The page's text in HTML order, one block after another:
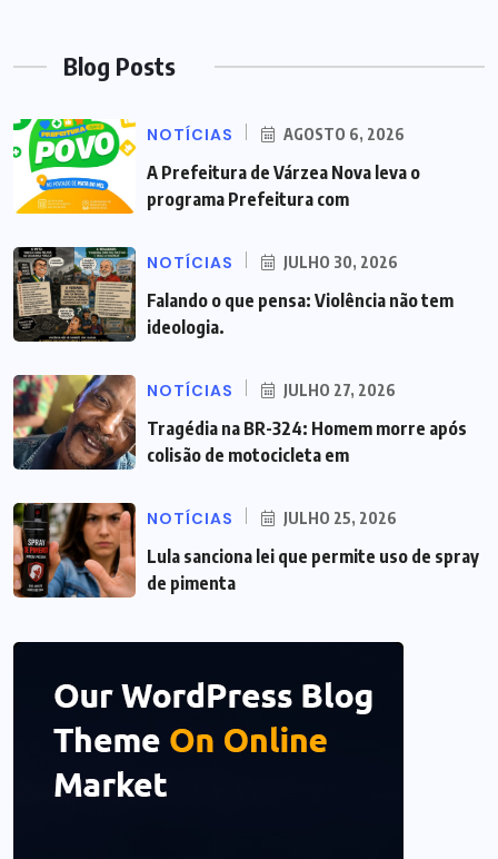
Blog Posts
NOTÍCIAS AGOSTO 6, 2026
A Prefeitura de Várzea Nova leva o
programa Prefeitura com
NOTÍCIAS JULHO 30, 2026
Falando o que pensa: Violência não tem
ideologia.
NOTÍCIAS JULHO 27, 2026
Tragédia na BR-324: Homem morre após
colisão de motocicleta em
NOTÍCIAS JULHO 25, 2026
Lula sanciona lei que permite uso de spray
de pimenta